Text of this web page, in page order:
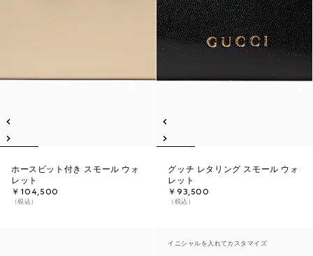
ホースビット付き スモール ウォ
レット
￥104,500
（税込）
グッチ レタリング スモール ウォ
レット
￥93,500
（税込）
イニシャルを入れてカスタマイズ